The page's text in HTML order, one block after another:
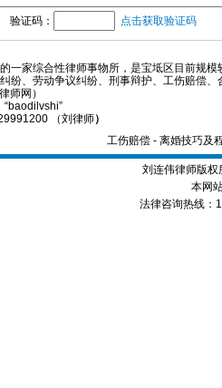
验证码： 点击获取验证码
一家综合性律师事物所，是宝坻区目前规
纷、劳动争议纠纷、刑事辩护、工伤赔偿
师网）
（刘律师）
工伤赔偿- 离婚技巧及
刘连伟律师版
本网
法律咨询热线